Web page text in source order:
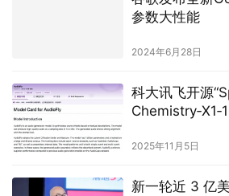
参数大性能
2024年6月28日
科大讯飞开源
究
2025年11月5日
新一轮近 3 亿